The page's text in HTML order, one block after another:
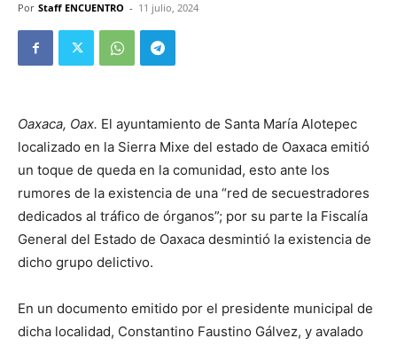
Por Staff ENCUENTRO - 11 julio, 2024
Oaxaca, Oax. El ayuntamiento de Santa María Alotepec
localizado en la Sierra Mixe del estado de Oaxaca emitió
un toque de queda en la comunidad, esto ante los
rumores de la existencia de una “red de secuestradores
dedicados al tráfico de órganos”; por su parte la Fiscalía
General del Estado de Oaxaca desmintió la existencia de
dicho grupo delictivo.
En un documento emitido por el presidente municipal de
dicha localidad, Constantino Faustino Gálvez, y avalado